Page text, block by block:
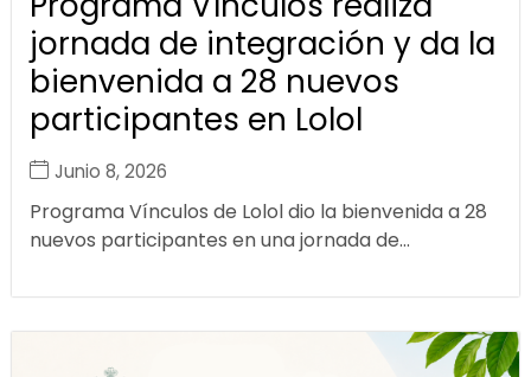
jornada de integración y da la
bienvenida a 28 nuevos
participantes en Lolol
Junio 8, 2026
Programa Vínculos de Lolol dio la bienvenida a 28
nuevos participantes en una jornada de...